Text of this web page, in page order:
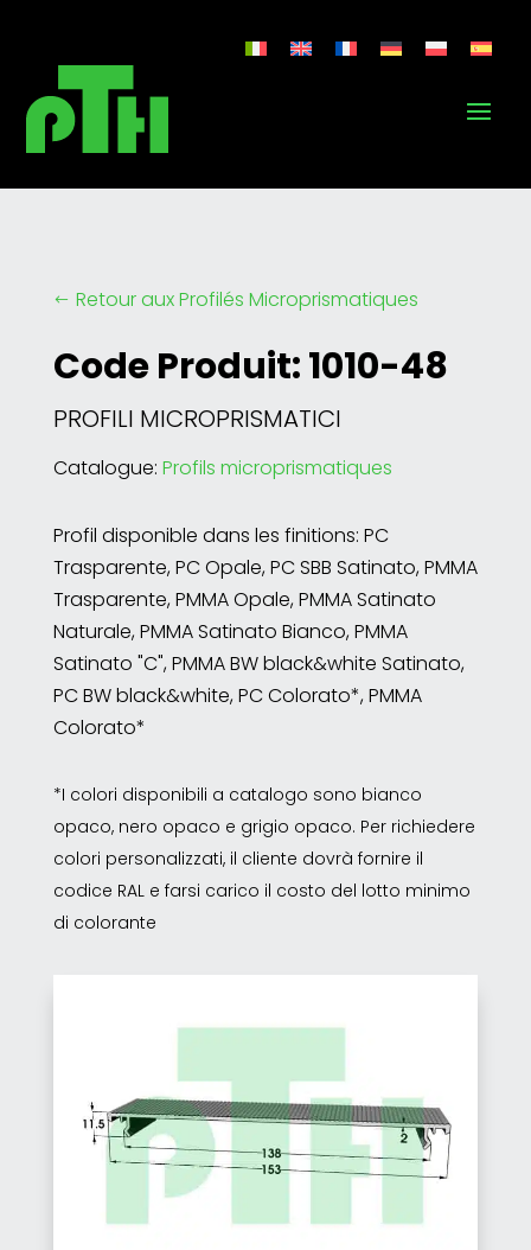
# Retour aux Profilés Microprismatiques
Code Produit: 1010-48
PROFILI MICROPRISMATICI
Catalogue: Profils microprismatiques
Profil disponible dans les finitions: PC
Trasparente, PC Opale, PC SBB Satinato, PMMA
Trasparente, PMMA Opale, PMMA Satinato
Naturale, PMMA Satinato Bianco, PMMA
Satinato "C", PMMA BW black&white Satinato,
PC BW black&white, PC Colorato*, PMMA
Colorato*
*I colori disponibili a catalogo sono bianco
opaco, nero opaco e grigio opaco. Per richiedere
colori personalizzati, il cliente dovrà fornire il
codice RAL e farsi carico il costo del lotto minimo
di colorante